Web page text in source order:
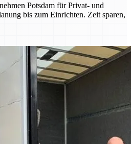
Potsdam für Privat- und
bis zum Einrichten. Zeit sparen,